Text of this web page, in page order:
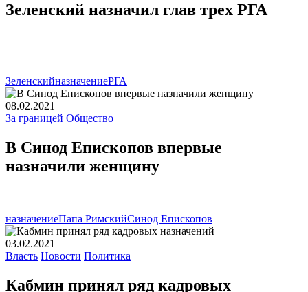
Зеленский назначил глав трех РГА
ЗеленскийназначениеРГА
08.02.2021
За границей Общество
В Синод Епископов впервые
назначили женщину
назначениеПапа РимскийСинод Епископов
03.02.2021
Власть Новости Политика
Кабмин принял ряд кадровых